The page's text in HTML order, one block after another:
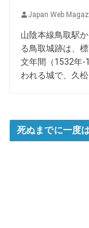
Japan Web
山陰本線鳥取駅
る鳥取城跡は、
文年間（1532年-
われる城で、久
死ぬまでに一度